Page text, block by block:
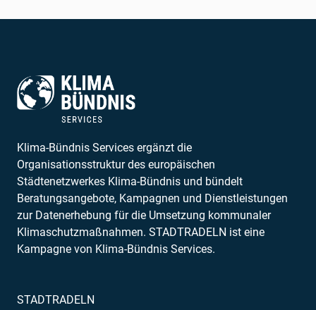
Klima-Bündnis Services ergänzt die
Organisationsstruktur des europäischen
Städtenetzwerkes Klima-Bündnis und bündelt
Beratungsangebote, Kampagnen und Dienstleistungen
zur Datenerhebung für die Umsetzung kommunaler
Klimaschutzmaßnahmen. STADTRADELN ist eine
Kampagne von Klima-Bündnis Services.
STADTRADELN